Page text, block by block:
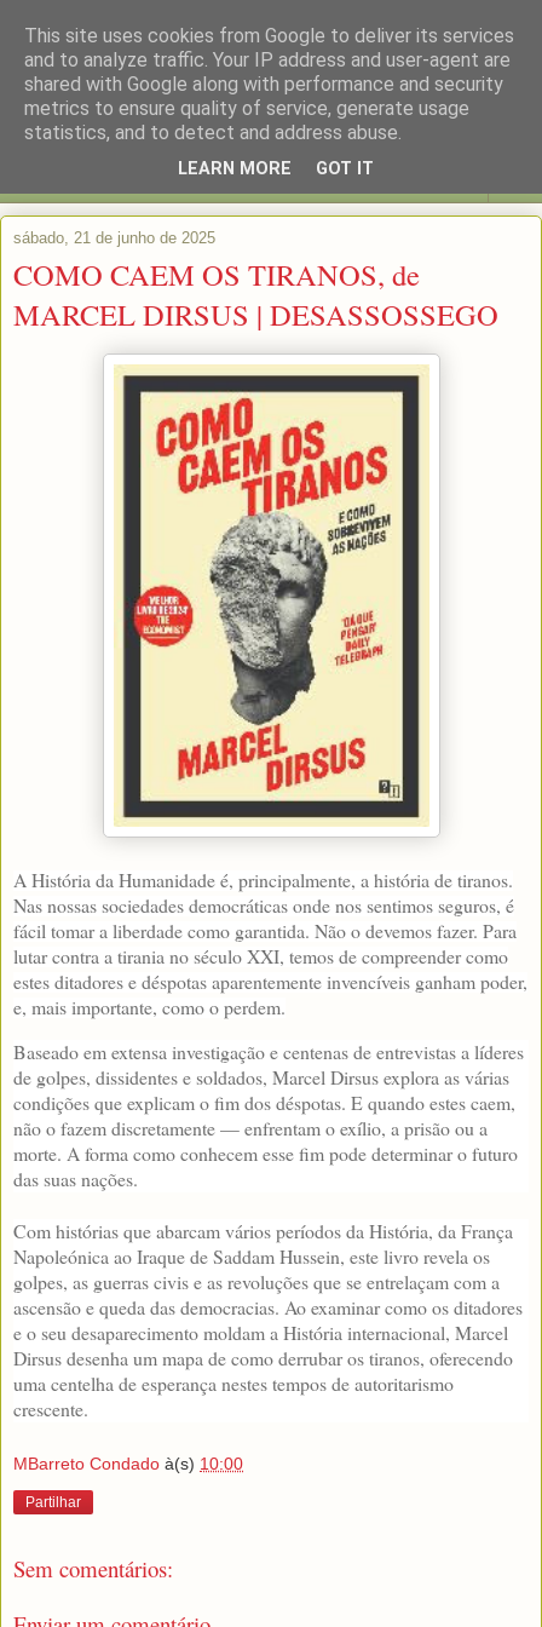
sábado, 21 de junho de 2025
COMO CAEM OS TIRANOS, de
MARCEL DIRSUS | DESASSOSSEGO
A História da Humanidade é, principalmente, a história de tiranos.
Nas nossas sociedades democráticas onde nos sentimos seguros, é
fácil tomar a liberdade como garantida. Não o devemos fazer. Para
lutar contra a tirania no século XXI, temos de compreender como
estes ditadores e déspotas aparentemente invencíveis ganham poder,
e, mais importante, como o perdem.
Baseado em extensa investigação e centenas de entrevistas a líderes
de golpes, dissidentes e soldados, Marcel Dirsus explora as várias
condições que explicam o fim dos déspotas. E quando estes caem,
não o fazem discretamente — enfrentam o exílio, a prisão ou a
morte. A forma como conhecem esse fim pode determinar o futuro
das suas nações.
Com histórias que abarcam vários períodos da História, da França
Napoleónica ao Iraque de Saddam Hussein, este livro revela os
golpes, as guerras civis e as revoluções que se entrelaçam com a
ascensão e queda das democracias. Ao examinar como os ditadores
e o seu desaparecimento moldam a História internacional, Marcel
Dirsus desenha um mapa de como derrubar os tiranos, oferecendo
uma centelha de esperança nestes tempos de autoritarismo
crescente.
MBarreto Condado à(s) 10:00
Partilhar
Sem comentários:
This site uses cookies from Google to deliver its services
and to analyze traffic. Your IP address and user-agent are
shared with Google along with performance and security
metrics to ensure quality of service, generate usage
statistics, and to detect and address abuse.
LEARN MORE GOT IT